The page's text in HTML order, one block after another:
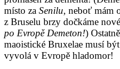
místo za Senilu, neboť mám
z Bruselu brzy dočkáme
po Evropě Demeton!)
maoistické Bruxelae musí
vyvolá v Evropě hladomor!